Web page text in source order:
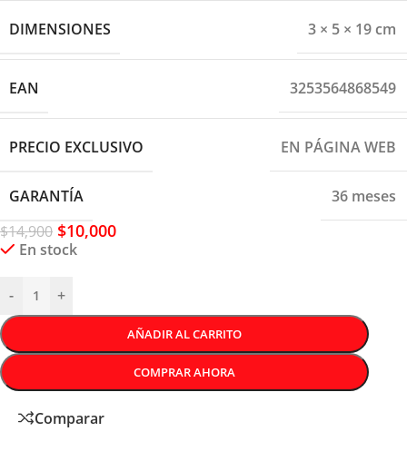
DIMENSIONES 3 × 5 × 19 cm
EAN 3253564868549
PRECIO EXCLUSIVO EN PÁGINA WEB
GARANTÍA
36 meses
$14,900 $10,000
En stock
- +
AÑADIR AL CARRITO
COMPRAR AHORA
Comparar